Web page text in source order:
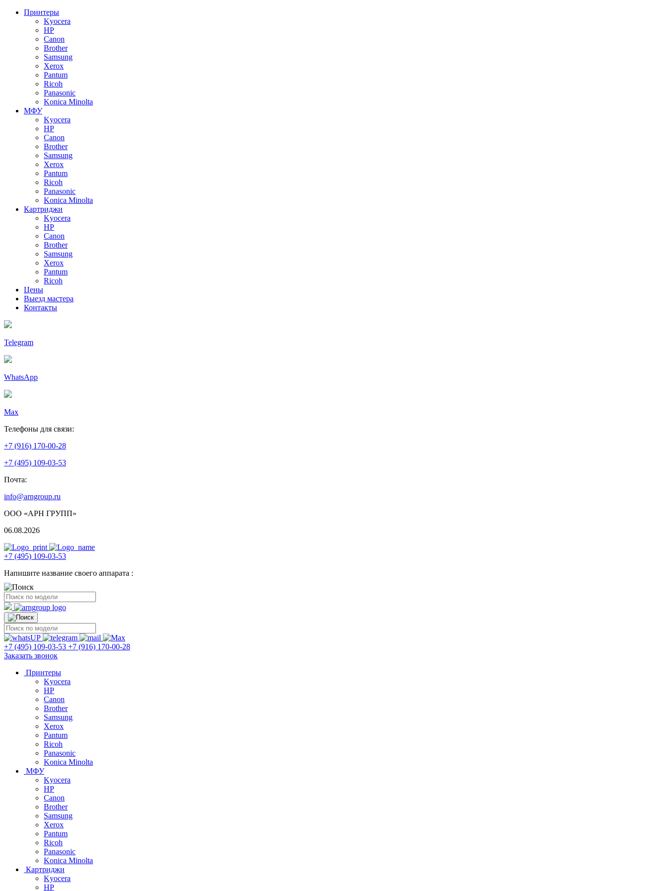
Принтеры
Kyocera
HP
Canon
Brother
Samsung
Xerox
Pantum
Ricoh
Panasonic
Konica Minolta
МФУ
Kyocera
HP
Canon
Brother
Samsung
Xerox
Pantum
Ricoh
Panasonic
Konica Minolta
Картриджи
Kyocera
HP
Canon
Brother
Samsung
Xerox
Pantum
Ricoh
Цены
Выезд мастера
Контакты
Telegram
WhatsApp
Max
Телефоны для связи:
+7 (916) 170-00-28
+7 (495) 109-03-53
Почта:
info@arngroup.ru
ООО «АРН ГРУПП»
06.08.2026
+7 (495) 109-03-53
Напишите название своего аппарата :
+7 (495) 109-03-53 +7 (916) 170-00-28
Заказать звонок
Принтеры
Kyocera
HP
Canon
Brother
Samsung
Xerox
Pantum
Ricoh
Panasonic
Konica Minolta
МФУ
Kyocera
HP
Canon
Brother
Samsung
Xerox
Pantum
Ricoh
Panasonic
Konica Minolta
Картриджи
Kyocera
HP